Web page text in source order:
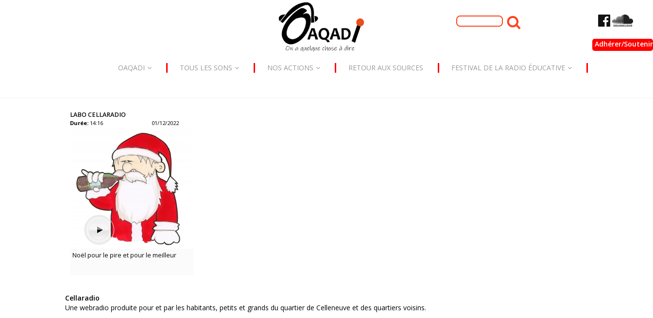
OAQADI TOUS LES SONS NOS ACTIONS RETOUR AUX SOURCES FESTIVAL DE LA RADIO ÉDUCATIVE
Adhérer/Soutenir
Formulaire de
recherche
Rechercher
LABO CELLARADIO
Durée: 14:16 01/12/2022
Noël pour le pire et pour le meilleur
Cellaradio
Une webradio produite pour et par les habitants, petits et grands du quartier de Celleneuve et des quartiers voisins.